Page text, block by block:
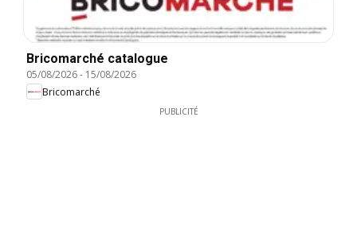
Bricomarché catalogue
05/08/2026- 15/08/2026
Bricomarché
PUBLICITÉ